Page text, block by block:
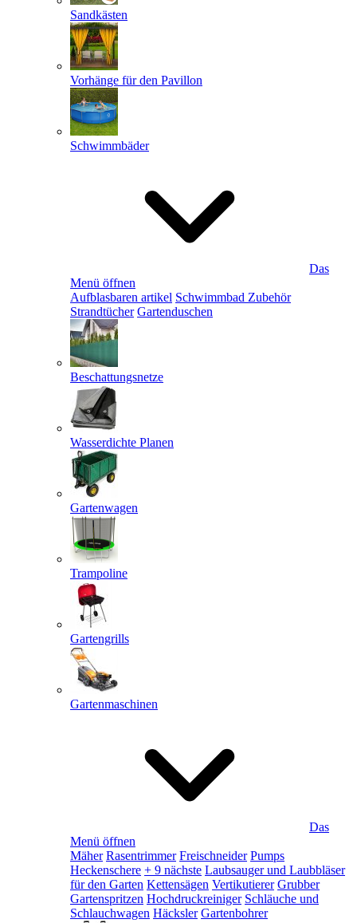
Sandkästen
Vorhänge für den Pavillon
Schwimmbäder
Das
Menü öffnen
Aufblasbaren artikel Schwimmbad Zubehör
Strandtücher Gartenduschen
Beschattungsnetze
Wasserdichte Planen
Gartenwagen
Trampoline
Gartengrills
Gartenmaschinen
Das
Menü öffnen
Mäher Rasentrimmer Freischneider Pumps
Heckenschere + 9 nächste Laubsauger und Laubbläser
für den Garten Kettensägen Vertikutierer Grubber
Gartenspritzen Hochdruckreiniger Schläuche und
Schlauchwagen Häcksler Gartenbohrer